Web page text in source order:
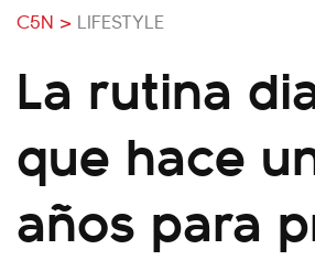
C5N > LIFESTYLE
La rutina
que hace
años para